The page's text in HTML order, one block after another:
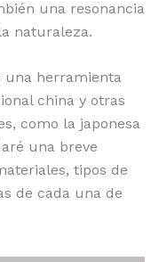
una resonancia
naturaleza.
una herramienta
china y otras
como la japonesa
una breve
tipos de
de cada una de